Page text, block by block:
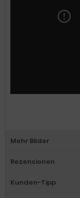
Mehr Bilder
Rezensionen
Kunden-Tipp